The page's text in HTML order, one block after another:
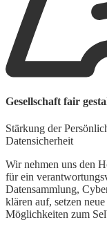
Gesellschaft fair
Stärkung der
Datensicherheit
Wir nehmen uns den
für ein
Datensammlung,
klären auf, setzen
Möglichkeiten zum